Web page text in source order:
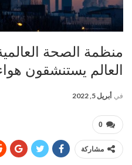
العالم يستنشقون
في أبريل 5, 2022
0
مشاركة